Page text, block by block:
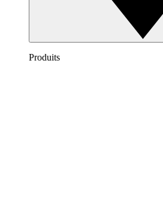
Produits